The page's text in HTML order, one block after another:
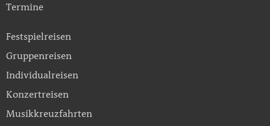
Termine
Festspielreisen
Gruppenreisen
Individualreisen
Konzertreisen
Musikkreuzfahrten